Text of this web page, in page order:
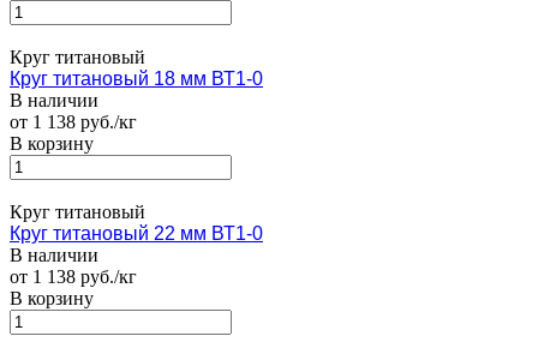
Круг титановый
Круг титановый 18 мм ВТ1-0
В наличии
от 1 138 руб./кг
В корзину
Круг титановый
Круг титановый 22 мм ВТ1-0
В наличии
от 1 138 руб./кг
В корзину